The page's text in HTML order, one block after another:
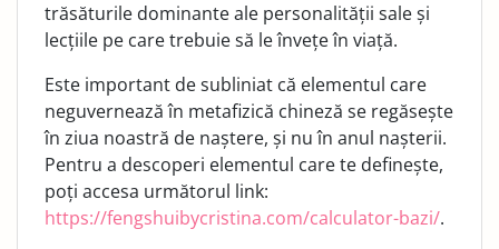
trăsăturile dominante ale personalității sale și
lecțiile pe care trebuie să le învețe în viață.
Este important de subliniat că elementul care
neguvernează în metafizică chineză se regăsește
în ziua noastră de naștere, și nu în anul nașterii.
Pentru a descoperi elementul care te definește,
poți accesa următorul link:
https://fengshuibycristina.com/calculator-bazi/.